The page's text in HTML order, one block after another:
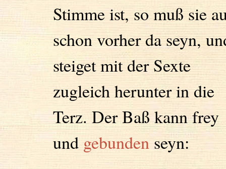
Stimme ist, so muß sie
schon vorher da seyn,
steiget mit der Sexte
zugleich herunter in die
Terz. Der Baß kann frey
und gebunden seyn: